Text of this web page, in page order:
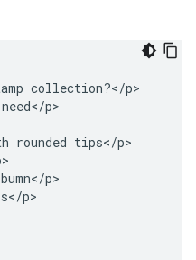
collection?</p>
p>
rounded tips</p>
p>
p>